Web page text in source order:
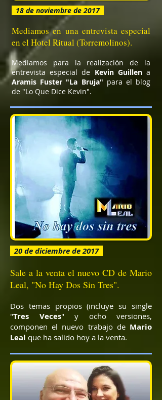
18 de noviembre de 2017
Mediamos en una entrevista especial
en el Hotel Ritual (Torremolinos).
Mediamos para la realización de la
entrevista especial de Kevin Guillena
Aramis Fuster "La Bruja" para el blog
de "Lo Que Dice Kevin".
20 de diciembre de 2017
Sale a la venta el nuevo CD de Mario
Leal, "No Hay Dos Sin Tres".
Dos temas propios (incluye su single
"Tres Veces" y ocho versiones,
componen el nuevo trabajo de Mario
Leal que ha salido hoy a la venta.